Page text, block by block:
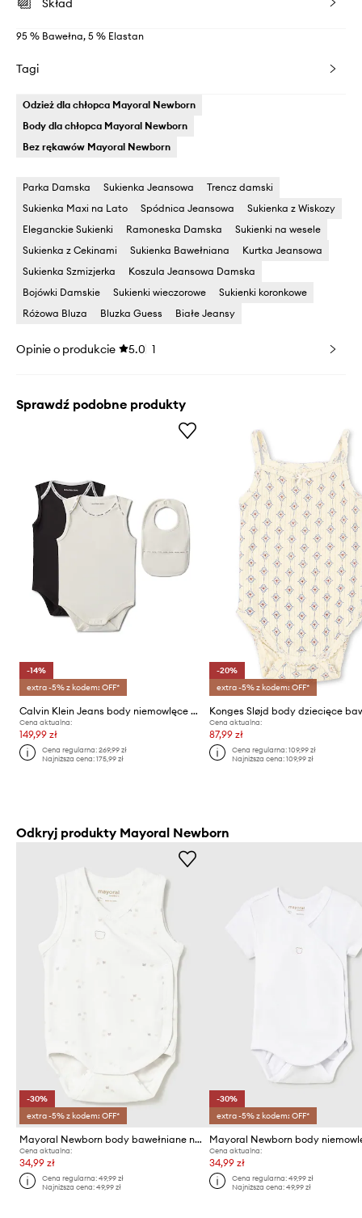
Skład
95 % Bawełna, 5 % Elastan
Tagi
Odzież dla chłopca Mayoral Newborn
Body dla chłopca Mayoral Newborn
Bez rękawów Mayoral Newborn
Parka Damska Sukienka Jeansowa
Trencz damski
Sukienka Maxi na Lato
Spódnica Jeansowa
Sukienka z Wiskozy
Eleganckie Sukienki
Ramoneska Damska
Sukienki na wesele
Sukienka z Cekinami
Sukienka Bawełniana
Kurtka Jeansowa
Sukienka Szmizjerka
Koszula Jeansowa Damska
Bojówki Damskie
Sukienki wieczorowe
Sukienki koronkowe
Różowa Bluza
Bluzka Guess Białe Jeansy
Opinie o produkcie 5.0 1
Sprawdź podobne produkty
-14%
extra -5% z kodem: OFF*
Calvin Klein Jeans body niemowlęce bawełniane 2-pack
Cena aktualna:
149,99 zł
Cena regularna:269,99 zł
Najniższa cena:175,99 zł
-20%
extra -5% z kodem: OFF*
Cena aktualna:
87,99 zł
Cena regularna: 109,99 zł
Najniższa cena: 109,99 zł
Odkryj produkty Mayoral Newborn
-30%
extra -5% z kodem: OFF*
Mayoral Newborn body bawełniane niemowlęce
Cena aktualna:
34,99 zł
Cena regularna:49,99 zł
Najniższa cena:49,99 zł
-30%
extra -5% z kodem: OFF*
Mayoral Newborn body
Cena aktualna:
34,99 zł
Cena regularna: 49,99 zł
Najniższa cena: 49,99 zł